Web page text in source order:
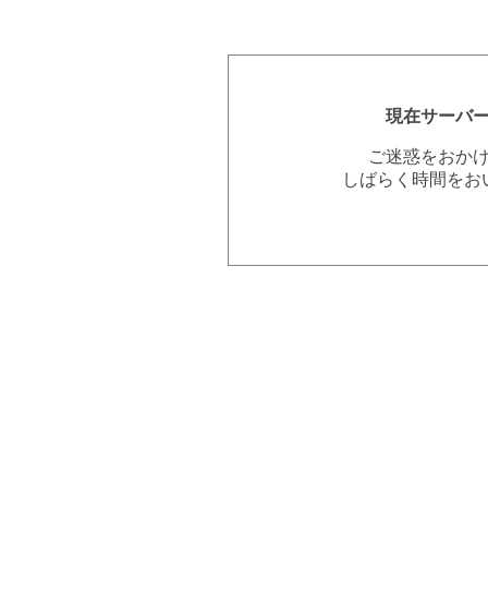
現在サーバ
ご迷惑をおか
しばらく時間を